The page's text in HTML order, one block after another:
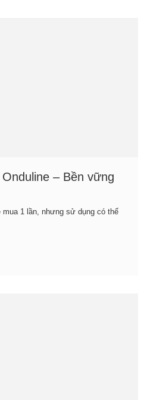
– Bền vững
1 lần, nhưng sử dụng có thể